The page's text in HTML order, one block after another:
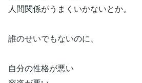
人間関係がうまくいかないとか。
誰のせいでもないのに、
自分の性格が悪い